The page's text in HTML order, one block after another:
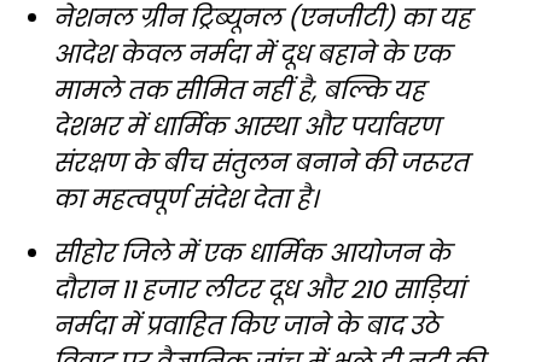
नेशनल ग्रीन ट्रिब्यूनल (एनजीटी) का यह
आदेश केवल नर्मदा में दूध बहाने के एक
मामले तक सीमित नहीं है, बल्कि यह
देशभर में धार्मिक आस्था और पर्यावरण
संरक्षण के बीच संतुलन बनाने की जरूरत
का महत्वपूर्ण संदेश देता है।
सीहोर जिले में एक धार्मिक आयोजन के
दौरान 11 हजार लीटर दूध और 210 साड़ियां
नर्मदा में प्रवाहित किए जाने के बाद उठे